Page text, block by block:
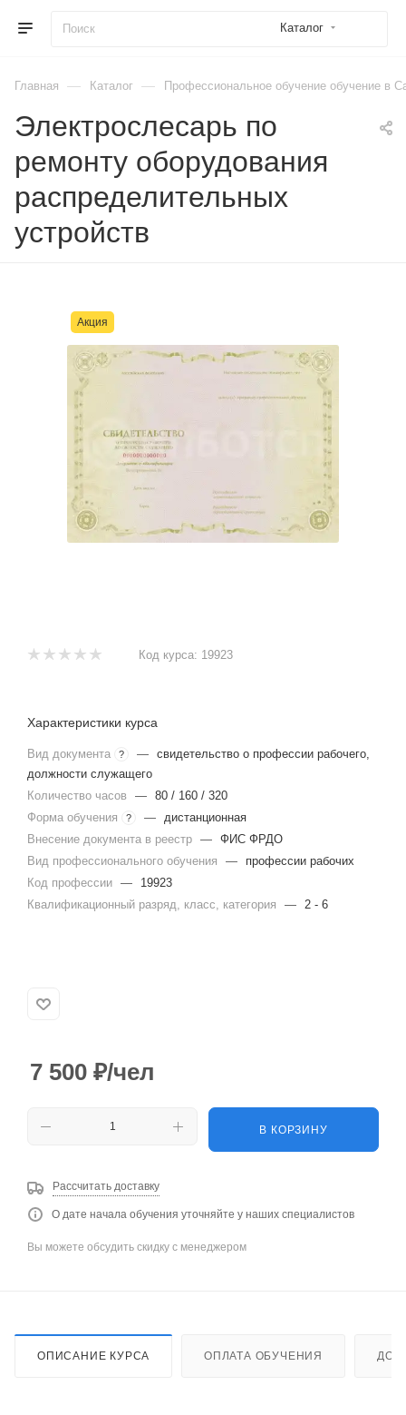
Каталог
Главная — Каталог — Профессиональное обучение обучение в
Электрослесарь по
ремонту оборудования
распределительных
устройств
Акция
Код курса: 19923
Характеристики курса
Вид документа ? — свидетельство о профессии рабочего,
должности служащего
Количество часов
— 80 / 160 / 320
Форма обучения
? —
дистанционная
Внесение документа в реестр — ФИС ФРДО
Вид профессионального обучения
—
профессии рабочих
Код профессии —
19923
Квалификационный разряд, класс, категория
— 2 - 6
7 500 ₽/чел
В КОРЗИНУ
Рассчитать доставку
О дате начала обучения уточняйте у наших специалистов
Вы можете обсудить скидку с менеджером
ОПИСАНИЕ КУРСА ОПЛАТА ОБУЧЕНИЯ